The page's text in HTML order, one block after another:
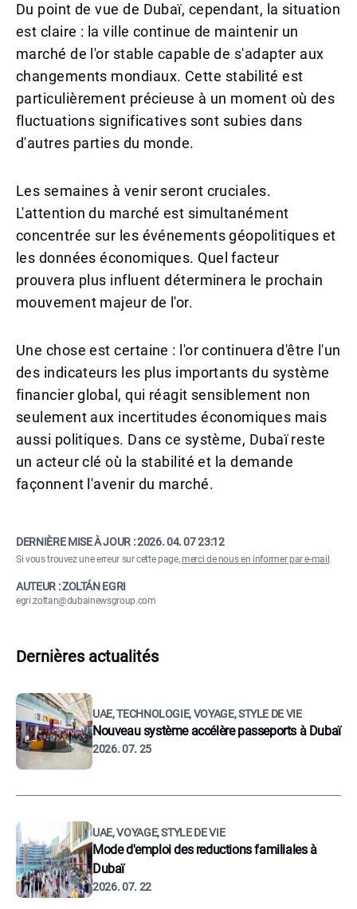
Du point de vue de Dubaï, cependant, la situation
est claire : la ville continue de maintenir un
marché de l'or stable capable de s'adapter aux
changements mondiaux. Cette stabilité est
particulièrement précieuse à un moment où des
fluctuations significatives sont subies dans
d'autres parties du monde.
Les semaines à venir seront cruciales.
L'attention du marché est simultanément
concentrée sur les événements géopolitiques et
les données économiques. Quel facteur
prouvera plus influent déterminera le prochain
mouvement majeur de l'or.
Une chose est certaine : l'or continuera d'être l'un
des indicateurs les plus importants du système
financier global, qui réagit sensiblement non
seulement aux incertitudes économiques mais
aussi politiques. Dans ce système, Dubaï reste
un acteur clé où la stabilité et la demande
façonnent l'avenir du marché.
DERNIÈRE MISE À JOUR :2026. 04. 07 23:12
Si vous trouvez une erreur sur cette page,merci de nous en informer par e-mail .
AUTEUR : ZOLTÁN EGRI
egri.zoltan@dubainewsgroup.com
Dernières actualités
UAE, TECHNOLOGIE, VOYAGE, STYLE DE VIE
Nouveau système accélère passeports à Dubaï
2026. 07. 25
UAE, VOYAGE, STYLE DE VIE
Mode d'emploi des reductions familiales à
Dubaï
2026. 07. 22